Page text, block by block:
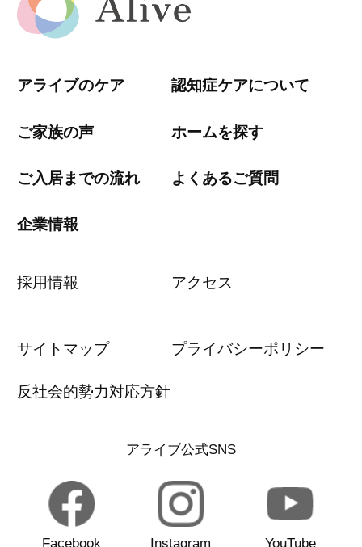
アライブのケア 認知症ケアについて
ご家族の声 ホームを探す
ご入居までの流れ よくあるご質問
企業情報
採用情報 アクセス
サイトマップ プライバシーポリシー
反社会的勢力対応方針
アライブ公式SNS
Facebook Instagram YouTube